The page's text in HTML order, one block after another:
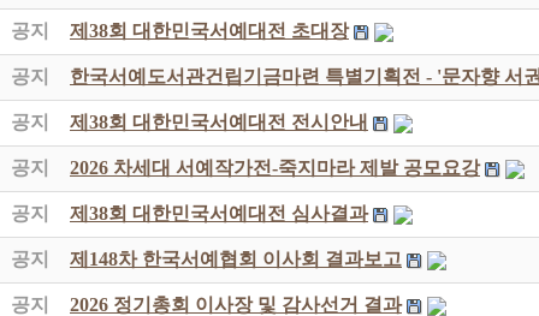
공지 제38회 대한민국서예대전 초대장
공지 한국서예도서관건립기금마련 특별기획전 - '문자향 서
공지 제38회 대한민국서예대전 전시안내
공지 2026 차세대 서예작가전-죽지마라 제발 공모요강
공지 제38회 대한민국서예대전 심사결과
공지 제148차 한국서예협회 이사회 결과보고
공지 2026 정기총회 이사장 및 감사선거 결과